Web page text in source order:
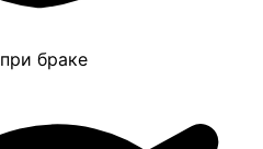
браке